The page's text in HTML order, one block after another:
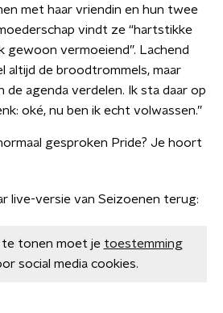
met haar vriendin en hun twee
vindt ze “hartstikke
gewoon vermoeiend”. Lachend
altijd de broodtrommels, maar
agenda verdelen. Ik sta daar op
oké, nu ben ik echt volwassen.”
gesproken Pride? Je hoort
live-versie van Seizoenen terug:
te tonen moet je toestemming
social media cookies.